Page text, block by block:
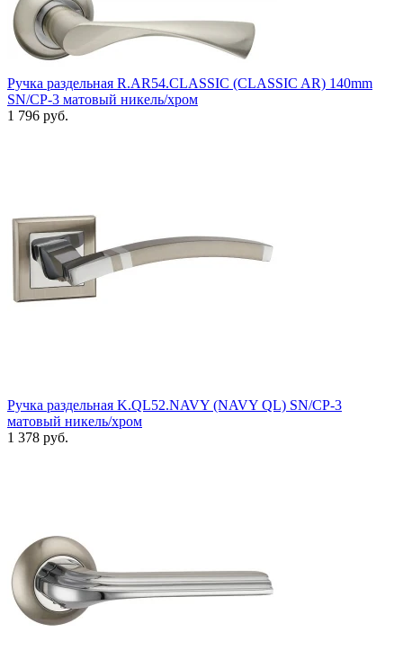
Ручка раздельная R.AR54.CLASSIC (CLASSIC AR) 140mm
SN/CP-3 матовый никель/хром
1 796 руб.
Ручка раздельная K.QL52.NAVY (NAVY QL) SN/CP-3
матовый никель/хром
1 378 руб.